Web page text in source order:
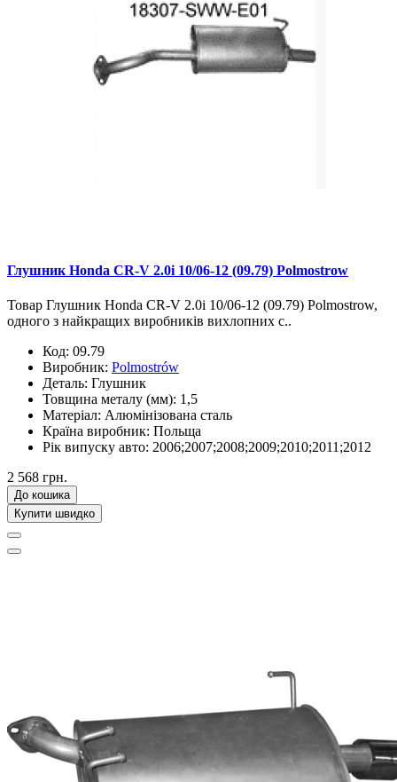
Глушник Honda CR-V 2.0i 10/06-12 (09.79) Polmostrow
Товар Глушник Honda CR-V 2.0i 10/06-12 (09.79) Polmostrow,
одного з найкращих виробників вихлопних с..
Код: 09.79
Виробник: Polmostrów
Деталь: Глушник
Товщина металу (мм): 1,5
Матеріал: Алюмінізована сталь
Країна виробник: Польща
Рік випуску авто: 2006;2007;2008;2009;2010;2011;2012
2 568 грн.
До кошика
Купити швидко